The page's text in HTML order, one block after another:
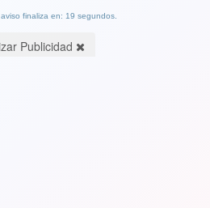
finaliza en: 19 segundos.
Publicidad